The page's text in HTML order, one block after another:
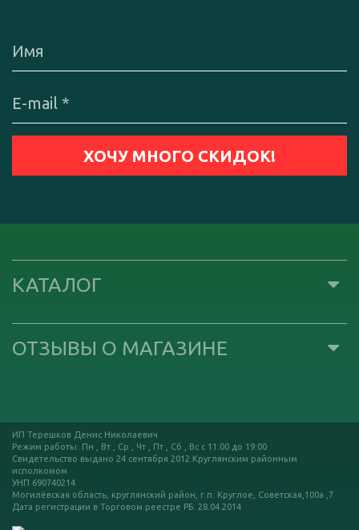
КАТАЛОГ
ОТЗЫВЫ О МАГАЗИНЕ
ИП Терешков Денис Николаевич
Режим работы: Пн , Вт , Ср , Чт , Пт , Сб , Вс c 11:00 до 19:00
Свидетельство выдано 24 сентября 2012 Круглянским районным
исполкомом
УНП 690740214
Могилёвская область, круглянский район, г.п. Круглое, Советская,100а ,7
Дата регистрации в Торговом реестре РБ: 28.04.2014